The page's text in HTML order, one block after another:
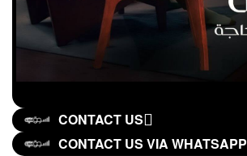
CONTACT US
CONTACT US VIA WHATSAPP